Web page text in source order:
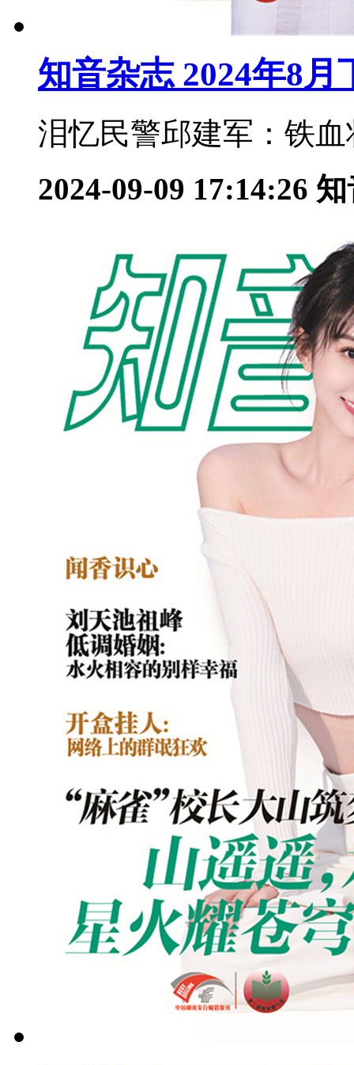
知音杂志 2024年8月
泪忆民警邱建军：铁
2024-09-09 17:14:26